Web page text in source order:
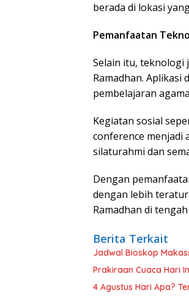
berada di lokasi
Pemanfaatan
Selain itu, teknologi
Ramadhan.
pembelajaran
Kegiatan sosial
conference
silaturahmi dan
Dengan
dengan lebih
Ramadhan di
Berita Terkait
Jadwal Bioskop
Prakiraan Cuaca Hari
4 Agustus Hari Apa?